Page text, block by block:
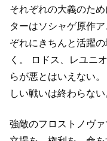
それぞれの大義のため
ターはソシャゲ原作
ぞれにきちんと活躍
く。
ロドス、レユニ
らが悪とはいえない。
しい戦いは終わらない
強敵のフロストノヴァ